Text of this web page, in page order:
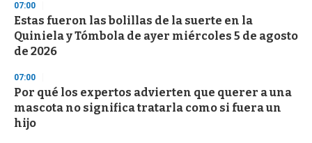
d
s
o
f
3
s
e
c
o
n
07:00
Estas fueron las bolillas de la suerte en la
Quiniela y Tómbola de ayer miércoles 5 de agosto
de 2026
07:00
Por qué los expertos advierten que querer a una
mascota no significa tratarla como si fuera un
hijo